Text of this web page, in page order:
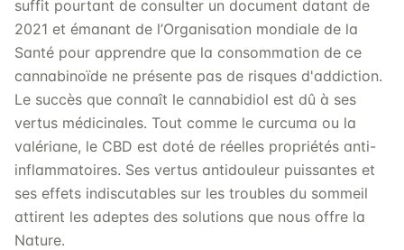
suffit pourtant de consulter un document datant de
2021 et émanant de l’Organisation mondiale de la
Santé pour apprendre que la consommation de ce
cannabinoïde ne présente pas de risques d'addiction.
Le succès que connaît le cannabidiol est dû à ses
vertus médicinales. Tout comme le curcuma ou la
valériane, le CBD est doté de réelles propriétés anti-
inflammatoires. Ses vertus antidouleur puissantes et
ses effets indiscutables sur les troubles du sommeil
attirent les adeptes des solutions que nous offre la
Nature.